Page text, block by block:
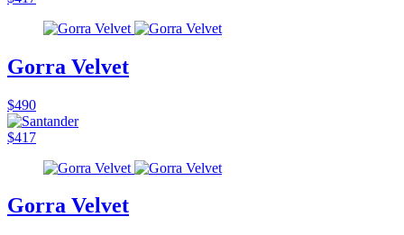
Gorra Velvet
$490
$417
Gorra Velvet